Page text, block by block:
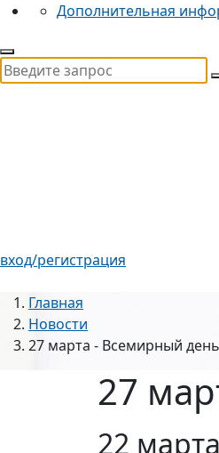
Дополнительная
вход/регистрация
Главная
Новости
27 марта - Всемирный
27
22